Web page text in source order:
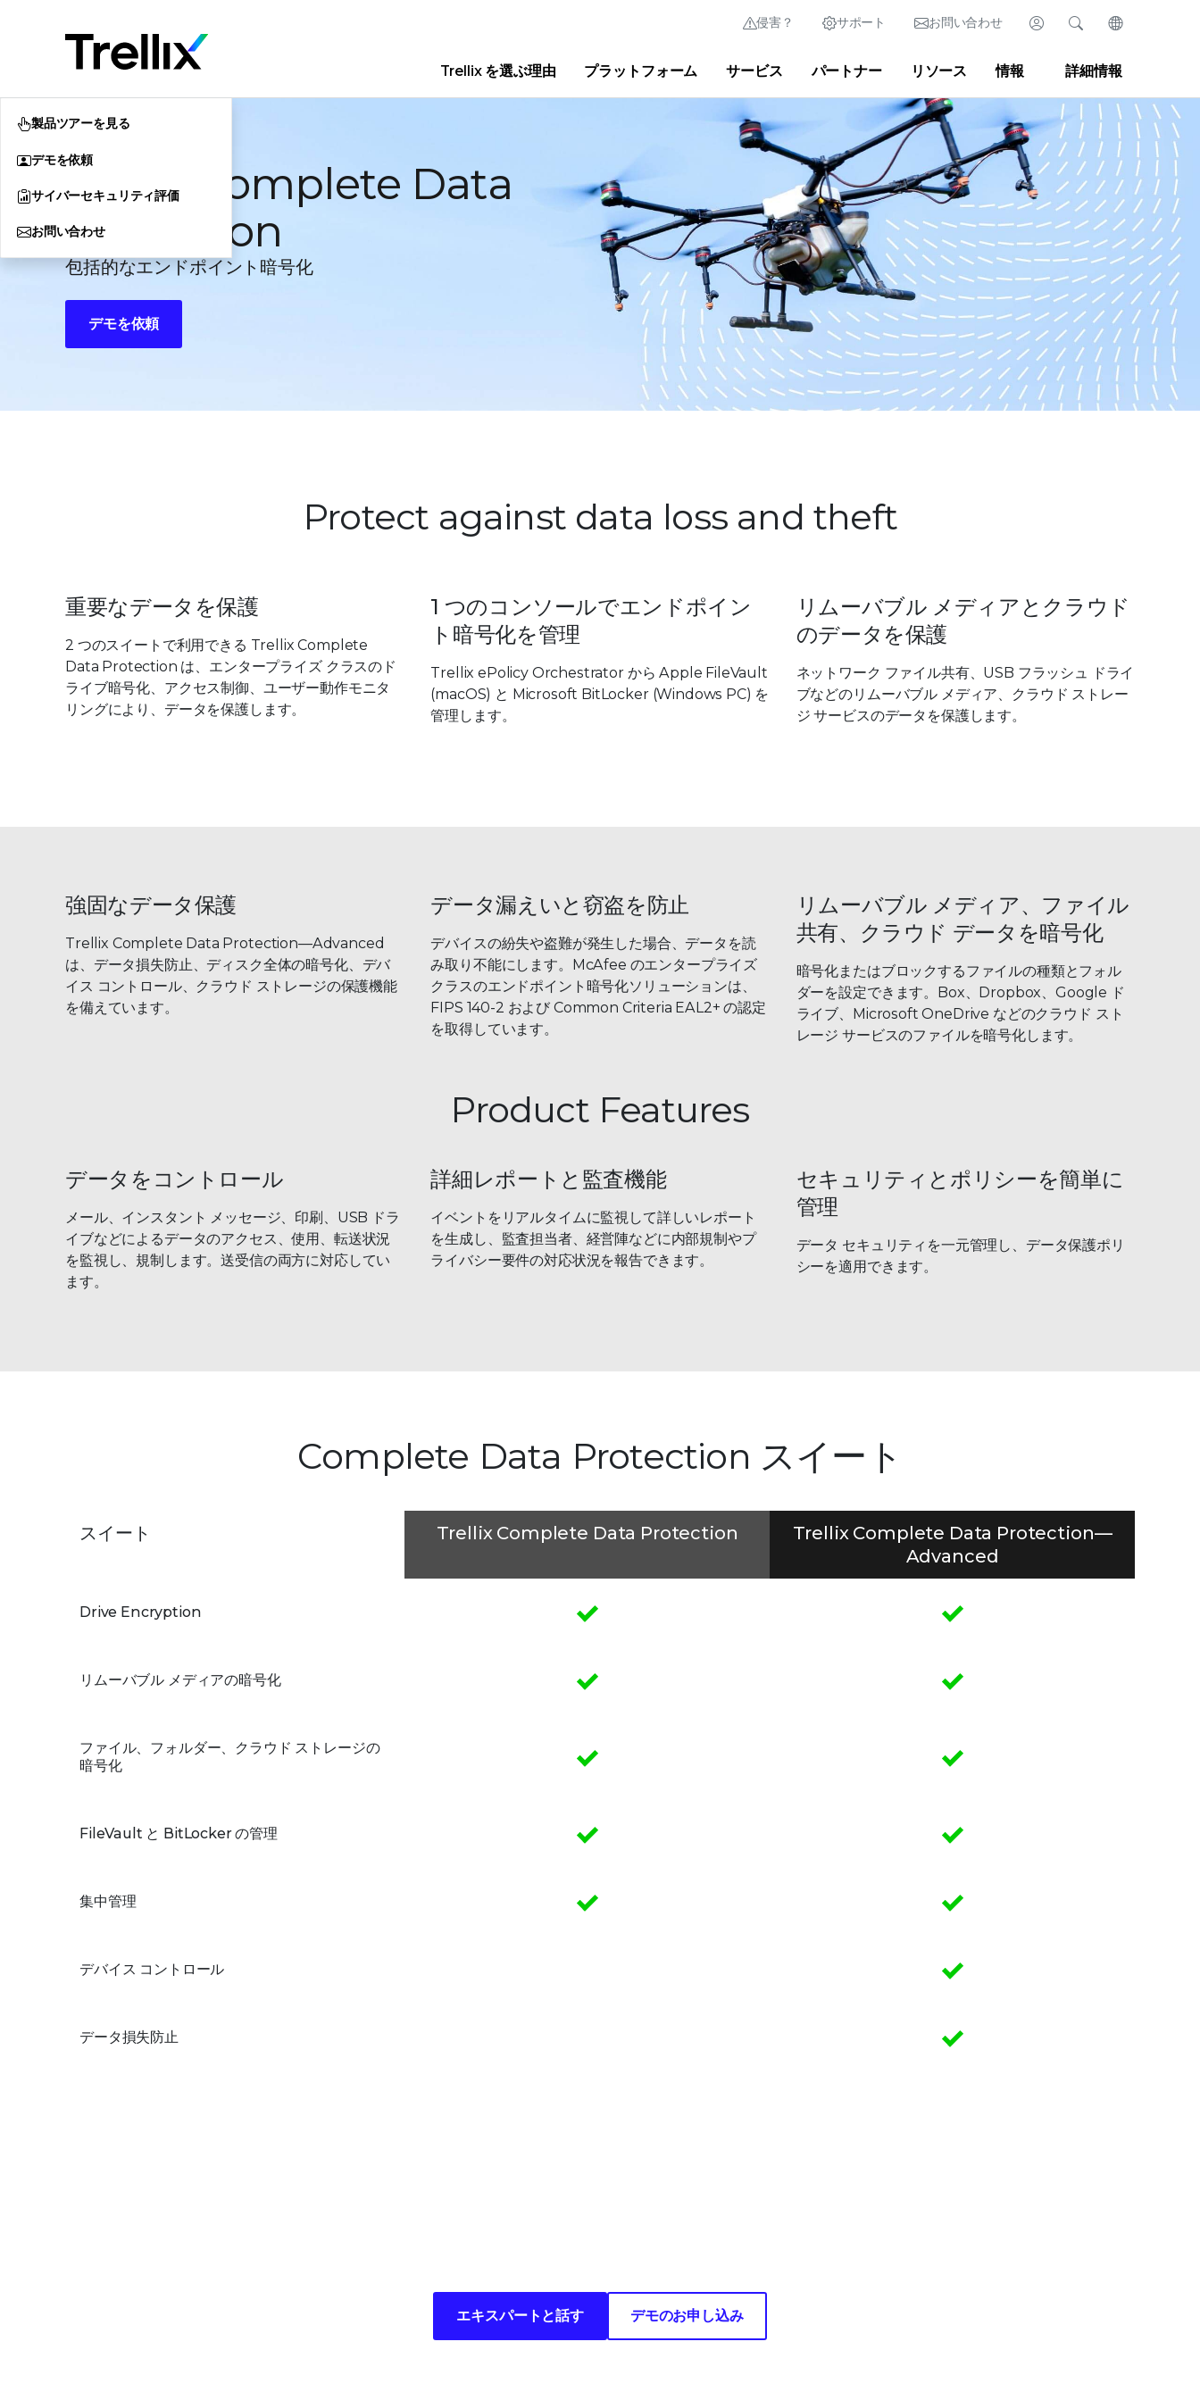
侵害？ サポート お問い合わせ ログイン
Thrive Community Partner Portal Developer Portal
検索
Advanced Research Center ニュースルーム |ブログ
言語を変更
English (英語)
日本語 (日本語)
Deutsch (ドイツ語)
Español (スペイン語)
Français (フランス語)
Português (ポルトガル語)
Trellix を選ぶ理由 プラットフォーム サービス パートナー リソース 情報 詳細情報
製品ツアーを見る
デモを依頼
サイバーセキュリティ評価
お問い合わせ
Trellix Complete Data
Protection
包括的なエンドポイント暗号化
デモを依頼
Protect against data loss and theft
重要なデータを保護
2 つのスイートで利用できる Trellix Complete
Data Protection は、エンタープライズ クラスのド
ライブ暗号化、アクセス制御、ユーザー動作モニタ
リングにより、データを保護します。
1 つのコンソールでエンドポイン
ト暗号化を管理
Trellix ePolicy Orchestrator から Apple FileVault
(macOS) と Microsoft BitLocker (Windows PC) を
管理します。
リムーバブル メディアとクラウド
のデータを保護
ネットワーク ファイル共有、USB フラッシュ ドライ
ブなどのリムーバブル メディア、クラウド ストレー
ジ サービスのデータを保護します。
強固なデータ保護
Trellix Complete Data Protection—Advanced
は、データ損失防止、ディスク全体の暗号化、デバ
イス コントロール、クラウド ストレージの保護機能
を備えています。
データ漏えいと窃盗を防止
デバイスの紛失や盗難が発生した場合、データを読
み取り不能にします。McAfee のエンタープライズ
クラスのエンドポイント暗号化ソリューションは、
FIPS 140-2 および Common Criteria EAL2+ の認定
を取得しています。
リムーバブル メディア、ファイル
共有、クラウド データを暗号化
暗号化またはブロックするファイルの種類とフォル
ダーを設定できます。Box、Dropbox、Google ド
ライブ、Microsoft OneDrive などのクラウド スト
レージ サービスのファイルを暗号化します。
Product Features
データをコントロール
メール、インスタント メッセージ、印刷、USB ドラ
イブなどによるデータのアクセス、使用、転送状況
を監視し、規制します。送受信の両方に対応してい
ます。
詳細レポートと監査機能
イベントをリアルタイムに監視して詳しいレポート
を生成し、監査担当者、経営陣などに内部規制やプ
ライバシー要件の対応状況を報告できます。
セキュリティとポリシーを簡単に
管理
データ セキュリティを一元管理し、データ保護ポリ
シーを適用できます。
Complete Data Protection スイート
スイート Trellix Complete Data Protection
Trellix Complete Data Protection—
Advanced
Drive Encryption
リムーバブル メディアの暗号化
ファイル、フォルダー、クラウド ストレージの
暗号化
FileVault と BitLocker の管理
集中管理
デバイス コントロール
データ損失防止
エキスパートと話す デモのお申し込み